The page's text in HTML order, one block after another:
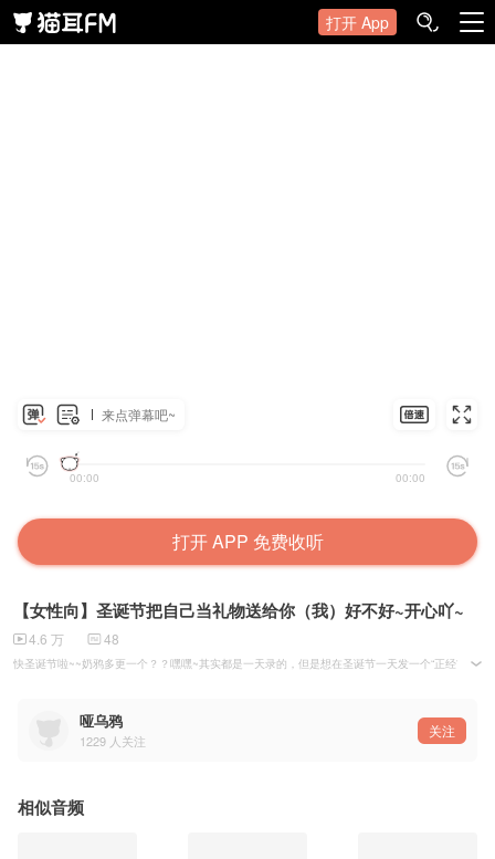
打开 App
来点弹幕吧~
00:00 00:00
打开 APP 免费收听
【女性向】圣诞节把自己当礼物送给你（我）好不好~开心吖~
4.6 万 48
快圣诞节啦~~奶鸦多更一个？？嘿嘿~其实都是一天录的，但是想在圣诞节一天发一个“正经”的
哑乌鸦
1229 人关注
关注
相似音频